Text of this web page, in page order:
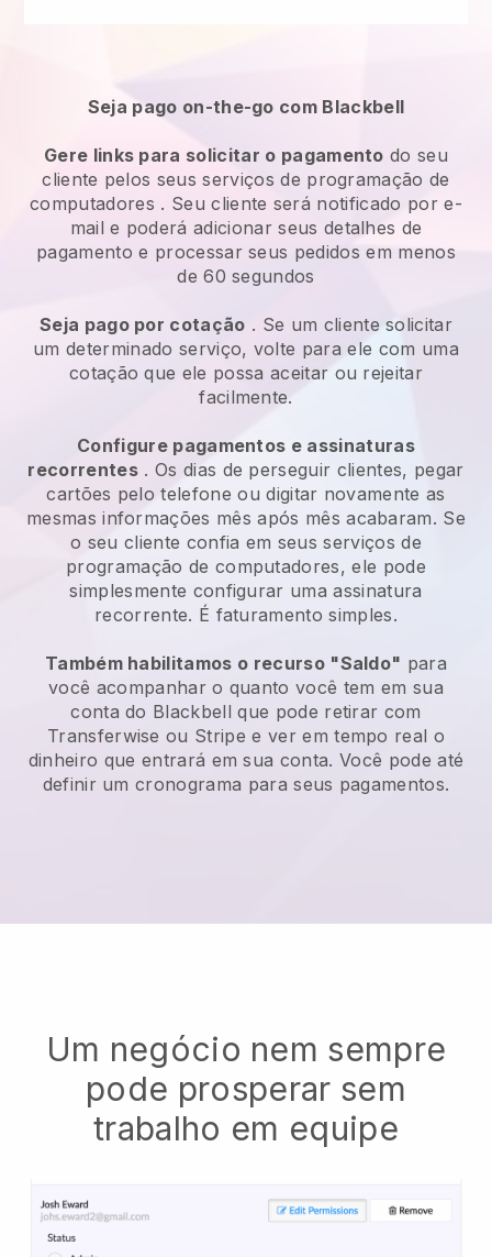
Seja pago on-the-go com Blackbell
Gere links para solicitar o pagamento do seu
cliente pelos seusserviços de programação de
computadores . Seu cliente será notificado por e-
mail e poderá adicionar seus detalhes de
pagamento e processar seus pedidos em menos
de 60 segundos
Seja pago por cotação . Se um cliente solicitar
um determinado serviço, volte para ele com uma
cotação que ele possa aceitar ou rejeitar
facilmente.
Configure pagamentos e assinaturas
recorrentes . Os dias de perseguir clientes, pegar
cartões pelo telefone ou digitar novamente as
mesmas informações mês após mês acabaram. Se
o seu cliente confia em seus serviços de
programação de computadores, ele pode
simplesmente configurar uma assinatura
recorrente. É faturamento simples.
Também habilitamos o recurso "Saldo" para
você acompanhar o quanto você tem em sua
conta do Blackbell que pode retirar com
Transferwise ou Stripe e ver em tempo real o
dinheiro que entrará em sua conta. Você pode até
definir um cronograma para seus pagamentos.
Um negócio nem sempre
pode prosperar sem
trabalho em equipe